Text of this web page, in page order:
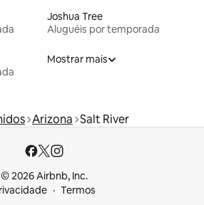
Joshua Tree
Aluguéis por temporada
Mostrar mais
Arizona Salt River
© 2026 Airbnb, Inc.
Termos